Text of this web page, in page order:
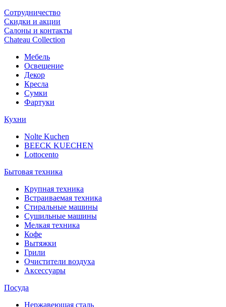
Сотрудничество
Скидки и акции
Салоны и контакты
Chateau Collection
Мебель
Освещение
Декор
Кресла
Сумки
Фартуки
Кухни
Nolte Kuchen
BEECK KUECHEN
Lottocento
Бытовая техника
Крупная техника
Встраиваемая техника
Стиральные машины
Сушильные машины
Мелкая техника
Кофе
Вытяжки
Грили
Очистители воздуха
Аксессуары
Посуда
Нержавеющая сталь